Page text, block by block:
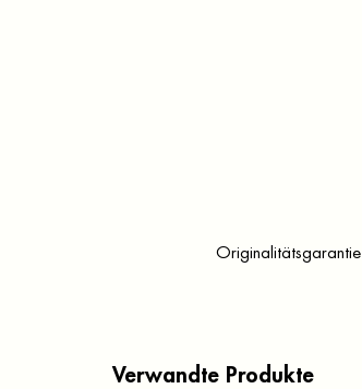
Originalitätsgarantie
Verwandte Produkte